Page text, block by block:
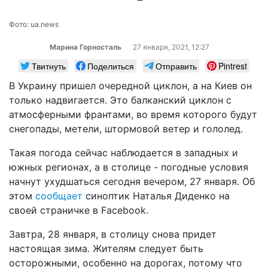
Фото: ua.news
Марина Горносталь 27 января, 2021, 12:27
Твитнуть Поделиться Отправить
Pintrest
В Украину пришел очередной циклон, а на Киев он
только надвигается. Это балканский циклон с
атмосферными франтами, во время которого будут
снегопады, метели, штормовой ветер и гололед.
Такая погода сейчас наблюдается в западных и
южных регионах, а в столице - погодные условия
начнут ухудшаться сегодня вечером, 27 января. Об
этом сообщает синоптик Наталья Диденко на
своей страничке в Facebook.
Завтра, 28 января, в столицу снова придет
настоящая зима. Жителям следует быть
осторожными, особенно на дорогах, потому что